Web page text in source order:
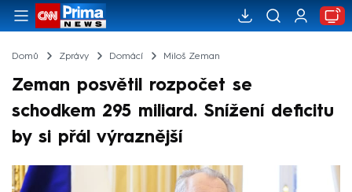
Domů Zprávy Domácí Miloš Zeman
Zeman posvětil rozpočet se
schodkem 295 miliard. Snížení deficitu
by si přál výraznější